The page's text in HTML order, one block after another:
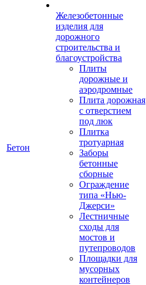
Бетон
Железобетонные
изделия для
дорожного
строительства и
благоустройства
Плиты
дорожные и
аэродромные
Плита дорожная
с отверстием
под люк
Плитка
тротуарная
Заборы
бетонные
сборные
Ограждение
типа «Нью-
Джерси»
Лестничные
сходы для
мостов и
путепроводов
Площадки для
мусорных
контейнеров